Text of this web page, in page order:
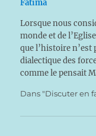
Fatima
Lorsque nous
monde et de
que l’histoire n’est
dialectique des
comme le pensait
Dans "Discuter en